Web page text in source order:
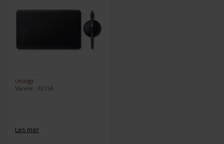
Utsolgt
Varenr.: 92154
Les mer